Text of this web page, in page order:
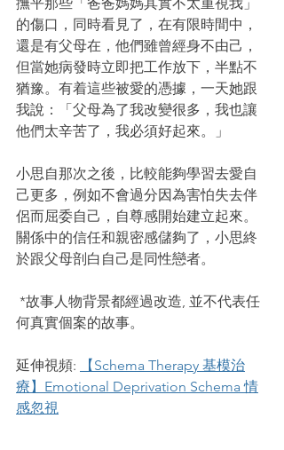
的傷口，同時看見了，在有限時間中，
還是有父母在，他們雖曾經身不由己，
但當她病發時立即把工作放下，半點不
猶豫。有着這些被愛的憑據，一天她跟
我說：「父母為了我改變很多，我也讓
他們太辛苦了，我必須好起來。」
小思自那次之後，比較能夠學習去愛自
己更多，例如不會過分因為害怕失去伴
侶而屈委自己，自尊感開始建立起來。
關係中的信任和親密感儲夠了，小思終
於跟父母剖白自己是同性戀者。
*故事人物背景都經過改造, 並不代表任
何真實個案的故事。
延伸視頻:
【Schema Therapy 基模治
療】Emotional Deprivation Schema 情
感忽視